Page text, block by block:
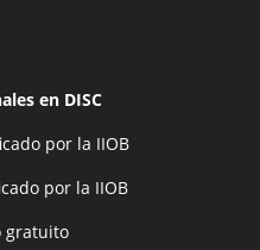
en DISC
por la IIOB
por la IIOB
gratuito